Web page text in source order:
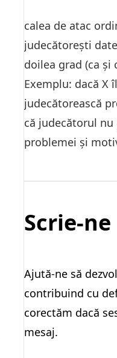
calea de atac
judecătorești
doilea grad (ca și
Exemplu: dacă X
judecătorească
că judecătorul nu
problemei și
Scrie-ne
Ajută-ne să
contribuind cu
corectăm dacă
mesaj.